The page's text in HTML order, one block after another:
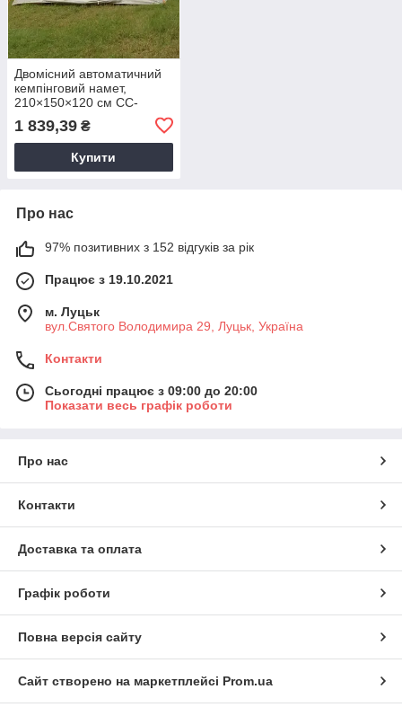
Двомісний автоматичний
кемпінговий намет,
210×150×120 см CC-
1 839,39 ₴
Купити
Про нас
97% позитивних з 152 відгуків за рік
Працює з 19.10.2021
м. Луцьк
вул.Святого Володимира 29, Луцьк, Україна
Контакти
Сьогодні працює з 09:00 до 20:00
Показати весь графік роботи
Про нас
Контакти
Доставка та оплата
Графік роботи
Повна версія сайту
Сайт створено на маркетплейсі Prom.ua